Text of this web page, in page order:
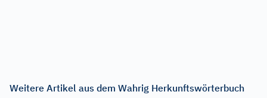
Weitere Artikel aus dem Wahrig Herkunftswörterbuch